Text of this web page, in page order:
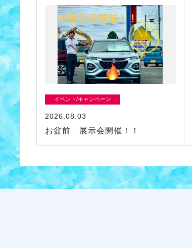
イベント/キャンペーン
2026.08.03
お盆前 展示会開催！！